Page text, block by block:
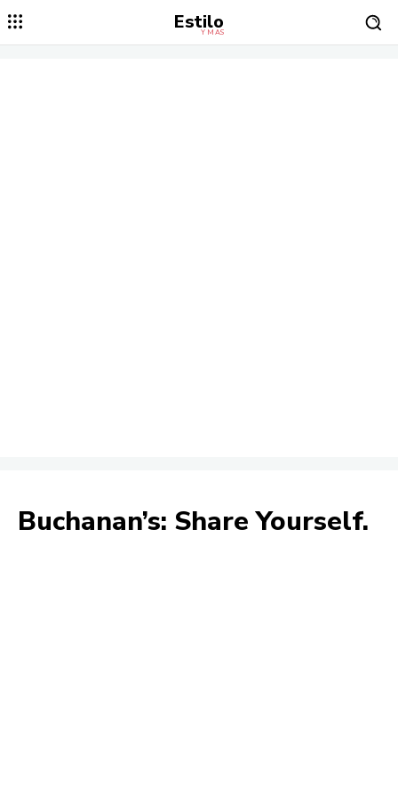
Estilo
Y MÁS
Buchanan’s: Share Yourself.